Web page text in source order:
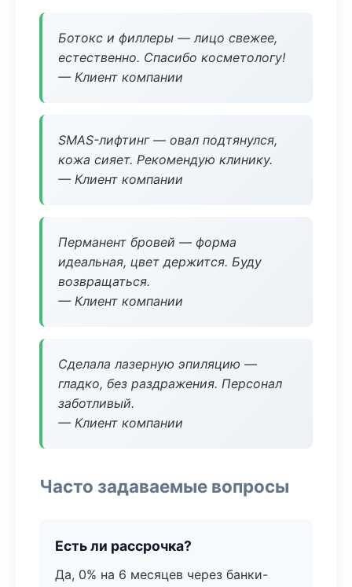
Ботокс и филлеры — лицо свежее,
естественно. Спасибо косметологу!
— Клиент компании
SMAS-лифтинг — овал подтянулся,
кожа сияет. Рекомендую клинику.
— Клиент компании
Перманент бровей — форма
идеальная, цвет держится. Буду
возвращаться.
— Клиент компании
Сделала лазерную эпиляцию —
гладко, без раздражения. Персонал
заботливый.
— Клиент компании
Часто задаваемые вопросы
Есть ли рассрочка?
Да, 0% на 6 месяцев через банки-